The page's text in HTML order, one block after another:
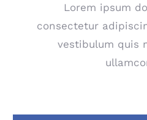
Lorem ipsum
consectetur
vestibulum quis